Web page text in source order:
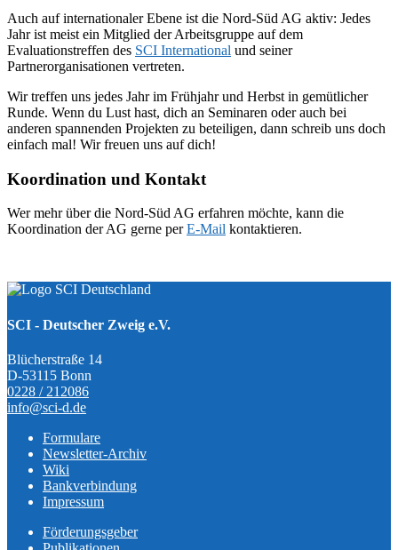
Auch auf internationaler Ebene ist die Nord-Süd AG aktiv: Jedes
Jahr ist meist ein Mitglied der Arbeitsgruppe auf dem
Evaluationstreffen des SCI International und seiner
Partnerorganisationen vertreten.
Wir treffen uns jedes Jahr im Frühjahr und Herbst in gemütlicher
Runde. Wenn du Lust hast, dich an Seminaren oder auch bei
anderen spannenden Projekten zu beteiligen, dann schreib uns doch
einfach mal! Wir freuen uns auf dich!
Koordination und Kontakt
Wer mehr über die Nord-Süd AG erfahren möchte, kann die
Koordination der AG gerne perE-Mail kontaktieren.
SCI - Deutscher Zweig e.V.
Blücherstraße 14
D-53115 Bonn
0228 / 212086
info@sci-d.de
Formulare
Newsletter-Archiv
Wiki
Bankverbindung
Impressum
Förderungsgeber